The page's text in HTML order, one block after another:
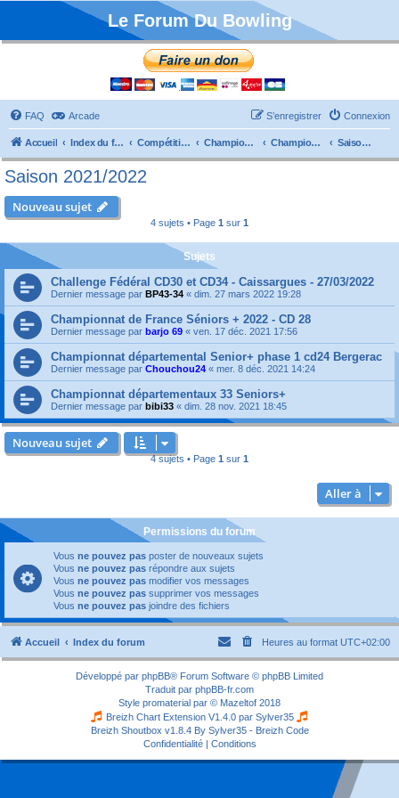
Le Forum Du Bowling
FAQ Arcade Connexion
S’enregistrer
Accueil Index du forum Compétitions Championnats de France Championnat Départemental Saison 2021/2022
Saison 2021/2022
Nouveau sujet
4 sujets • Page 1 sur 1
Sujets
Challenge Fédéral CD30 et CD34 - Caissargues - 27/03/2022
Dernier message par BP43-34 « dim. 27 mars 2022 19:28
Championnat de France Séniors + 2022 - CD 28
Dernier message par barjo 69 « ven. 17 déc. 2021 17:56
Championnat départemental Senior+ phase 1 cd24 Bergerac
Dernier message par Chouchou24 « mer. 8 déc. 2021 14:24
Championnat départementaux 33 Seniors+
Dernier message par bibi33 « dim. 28 nov. 2021 18:45
Nouveau sujet
4 sujets • Page 1 sur 1
Aller à
Permissions du forum
Vous ne pouvez pas poster de nouveaux sujets
Vous ne pouvez pas répondre aux sujets
Vous ne pouvez pas modifier vos messages
Vous ne pouvez pas supprimer vos messages
Vous ne pouvez pas joindre des fichiers
Accueil Index du forum Heures au format UTC+02:00
Développé par phpBB® Forum Software © phpBB Limited
Traduit par phpBB-fr.com
Style promaterial par © Mazeltof 2018
Breizh Chart Extension V1.4.0 par Sylver35
Breizh Shoutbox v1.8.4 By Sylver35 - Breizh Code
Confidentialité| Conditions